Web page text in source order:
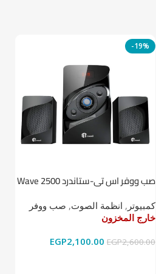
-19%
صب ووفر اس تي-ستاندرد Wave 2500
كمبيوتر , انظمة الصوت, صب ووفر
خارج المخزون
EGP2,600.00
EGP2,100.00